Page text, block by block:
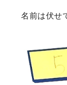
名前は伏せ